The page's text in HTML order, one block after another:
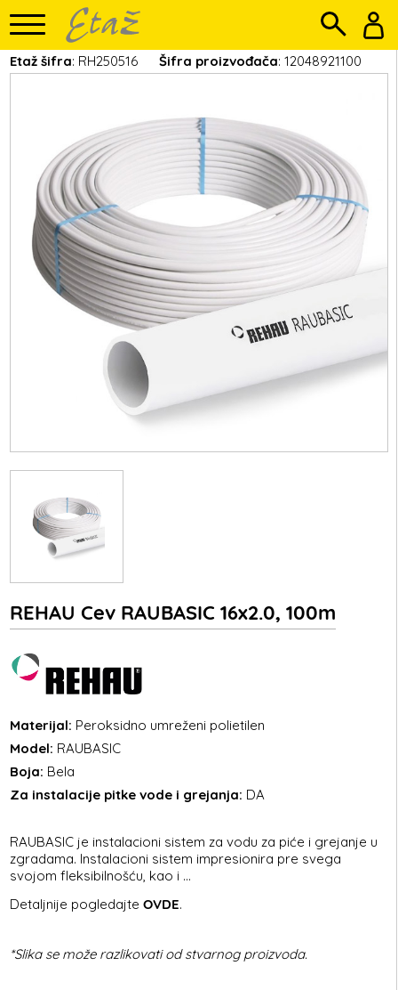
Etaž šifra: RH250516 Šifra proizvođača: 12048921100
REHAU Cev RAUBASIC 16x2.0, 100m
Materijal: Peroksidno umreženi polietilen
Model: RAUBASIC
Boja: Bela
Za instalacije pitke vode i grejanja: DA
RAUBASIC je instalacioni sistem za vodu za piće i grejanje u
zgradama. Instalacioni sistem impresionira pre svega
svojom fleksibilnošću, kao i ...
Detaljnije pogledajteOVDE.
*Slika se može razlikovati od stvarnog proizvoda.